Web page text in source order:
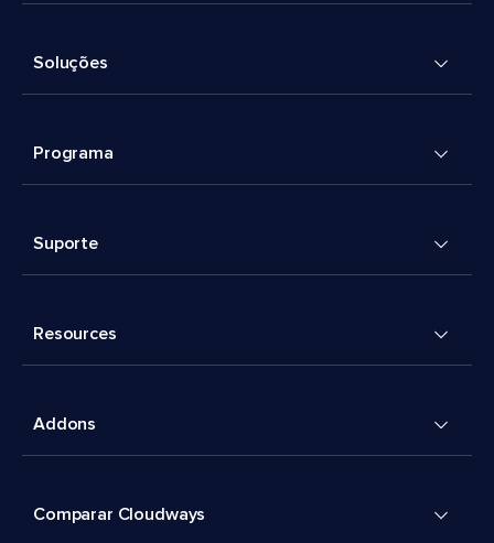
Soluções
Programa
Suporte
Resources
Addons
Comparar Cloudways